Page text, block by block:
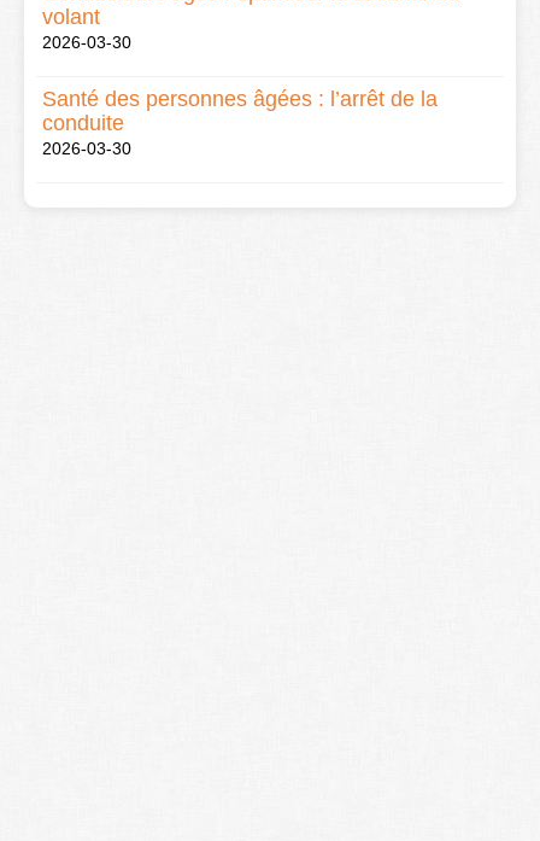
volant
2026-03-30
Santé des personnes âgées : l’arrêt de la
conduite
2026-03-30